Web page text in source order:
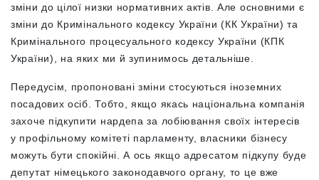
зміни до цілої низки нормативних актів. Але основними є
зміни до Кримінального кодексу України (КК України) та
Кримінального процесуального кодексу України (КПК
України), на яких ми й зупинимось детальніше.
Передусім, пропоновані зміни стосуються іноземних
посадових осіб. Тобто, якщо якась національна компанія
захоче підкупити нардепа за лобіювання своїх інтересів
у профільному комітеті парламенту, власники бізнесу
можуть бути спокійні. А ось якщо адресатом підкупу буде
депутат німецького законодавчого органу, то це вже